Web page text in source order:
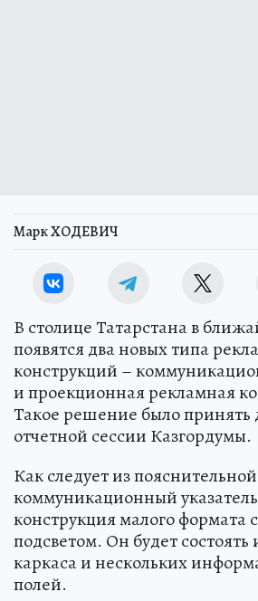
Марк ХОДЕВИЧ
В столице Татарстана в
появятся два новых типа
конструкций –
и проекционная рекламная
Такое решение было принять
отчетной сессии Казгордумы.
Как следует из
коммуникационный
конструкция малого формата
подсветом. Он будет
каркаса и нескольких
полей.